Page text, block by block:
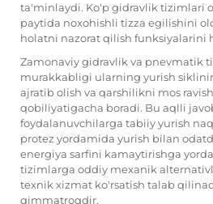
ta'minlaydi. Ko'p gidravlik tizimlari
paytida noxohishli tizza egilishini
holatni nazorat qilish funksiyalarini
Zamonaviy gidravlik va pnevmatik
murakkabligi ularning yurish
ajratib olish va qarshilikni mos
qobiliyatigacha boradi. Bu aqlli
foydalanuvchilarga tabiiy yurish
protez yordamida yurish bilan
energiya sarfini kamaytirishga
tizimlarga oddiy mexanik
texnik xizmat ko'rsatish talab
qimmatroqdir.